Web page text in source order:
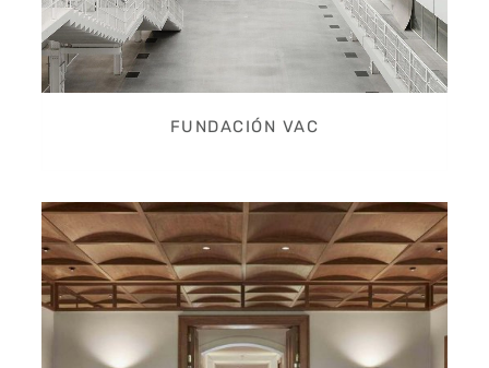
FUNDACIÓN VAC